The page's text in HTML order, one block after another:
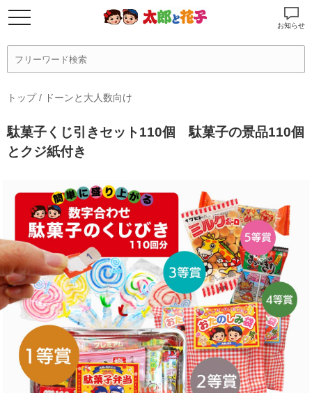
お知らせ
トップ/ ドーンと大人数向け
駄菓子くじ引きセット110個 駄菓子の景品110個
とクジ紙付き